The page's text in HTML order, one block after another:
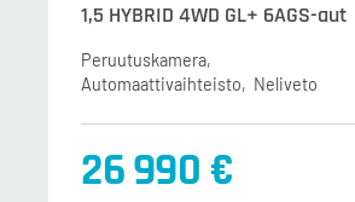
1,5 HYBRID 4WD GL+ 6AGS-aut
Peruutuskamera
Automaattivaihteisto
Neliveto
26 990 €